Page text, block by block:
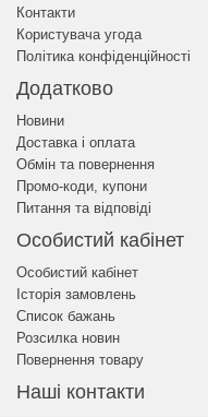
Контакти
Користувача угода
Політика конфіденційності
Додатково
Новини
Доставка і оплата
Обмін та повернення
Промо-коди, купони
Питання та відповіді
Особистий кабінет
Особистий кабінет
Історія замовлень
Список бажань
Розсилка новин
Повернення товару
Наші контакти